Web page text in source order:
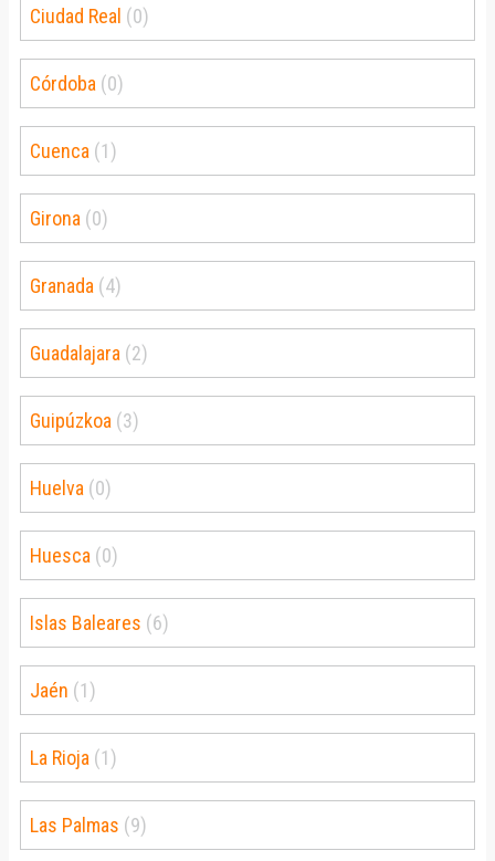
Ciudad Real (0)
Córdoba (0)
Cuenca (1)
Girona (0)
Granada (4)
Guadalajara (2)
Guipúzkoa (3)
Huelva (0)
Huesca (0)
Islas Baleares (6)
Jaén (1)
La Rioja (1)
Las Palmas (9)